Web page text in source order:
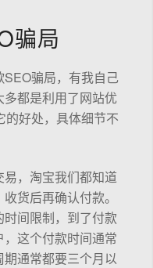
骗局
骗局，有我自己
都是利用了网站优
的好处，具体细节不
，淘宝我们都知道
货后再确认付款。
间限制，到了付款
这个付款时间通常
通常都要三个月以